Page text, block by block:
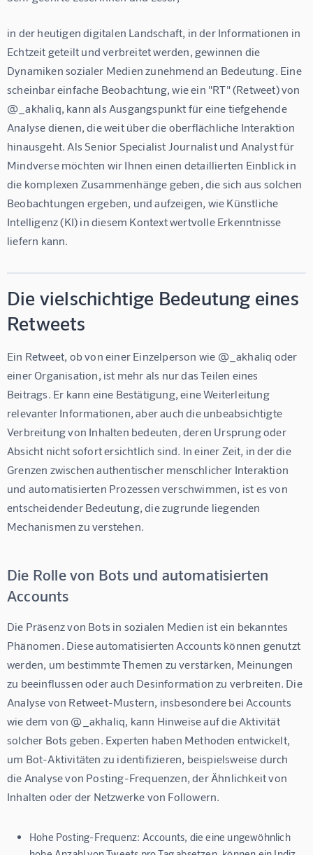
in der heutigen digitalen Landschaft, in der Informationen in
Echtzeit geteilt und verbreitet werden, gewinnen die
Dynamiken sozialer Medien zunehmend an Bedeutung. Eine
scheinbar einfache Beobachtung, wie ein "RT" (Retweet) von
@_akhaliq, kann als Ausgangspunkt für eine tiefgehende
Analyse dienen, die weit über die oberflächliche Interaktion
hinausgeht. Als Senior Specialist Journalist und Analyst für
Mindverse möchten wir Ihnen einen detaillierten Einblick in
die komplexen Zusammenhänge geben, die sich aus solchen
Beobachtungen ergeben, und aufzeigen, wie Künstliche
Intelligenz (KI) in diesem Kontext wertvolle Erkenntnisse
liefern kann.
Die vielschichtige Bedeutung eines
Retweets
Ein Retweet, ob von einer Einzelperson wie @_akhaliq oder
einer Organisation, ist mehr als nur das Teilen eines
Beitrags. Er kann eine Bestätigung, eine Weiterleitung
relevanter Informationen, aber auch die unbeabsichtigte
Verbreitung von Inhalten bedeuten, deren Ursprung oder
Absicht nicht sofort ersichtlich sind. In einer Zeit, in der die
Grenzen zwischen authentischer menschlicher Interaktion
und automatisierten Prozessen verschwimmen, ist es von
entscheidender Bedeutung, die zugrunde liegenden
Mechanismen zu verstehen.
Die Rolle von Bots und automatisierten
Accounts
Die Präsenz von Bots in sozialen Medien ist ein bekanntes
Phänomen. Diese automatisierten Accounts können genutzt
werden, um bestimmte Themen zu verstärken, Meinungen
zu beeinflussen oder auch Desinformation zu verbreiten. Die
Analyse von Retweet-Mustern, insbesondere bei Accounts
wie dem von @_akhaliq, kann Hinweise auf die Aktivität
solcher Bots geben. Experten haben Methoden entwickelt,
um Bot-Aktivitäten zu identifizieren, beispielsweise durch
die Analyse von Posting-Frequenzen, der Ähnlichkeit von
Inhalten oder der Netzwerke von Followern.
Hohe Posting-Frequenz: Accounts, die eine ungewöhnlich